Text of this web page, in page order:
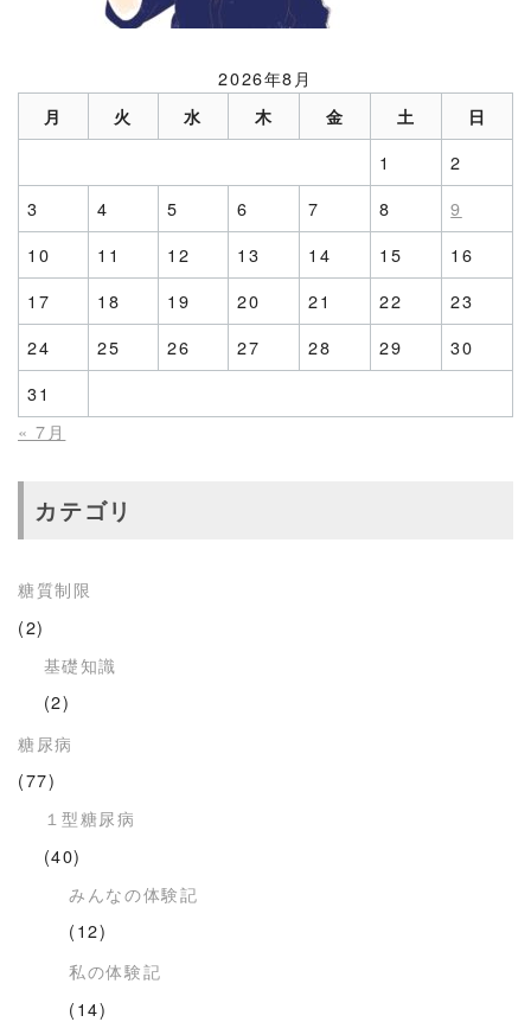
2026年8月
月 火 水 木 金 土 日
1
2
3
4 5 6 7 8
9
10
11 12 13 14 15
16
17
18 19 20 21 22
23
24
25 26 27 28 29
30
31
« 7月
カテゴリ
糖質制限
(2)
基礎知識
(2)
糖尿病
(77)
１型糖尿病
(40)
みんなの体験記
(12)
私の体験記
(14)